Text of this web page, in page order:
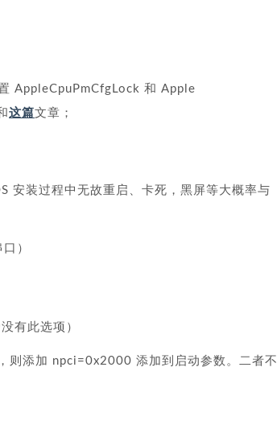
AppleCpuPmCfgLock 和 Apple
这篇文章；
安装过程中无故重启、卡死，黑屏等大概率与
）
有此选项）
则添加 npci=0x2000 添加到启动参数。二者不